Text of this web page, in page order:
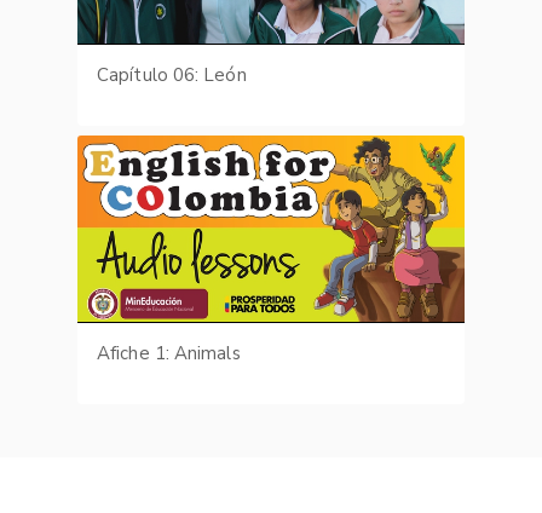
Capítulo 06: León
Afiche 1: Animals